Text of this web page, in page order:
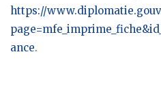
https://
ance.